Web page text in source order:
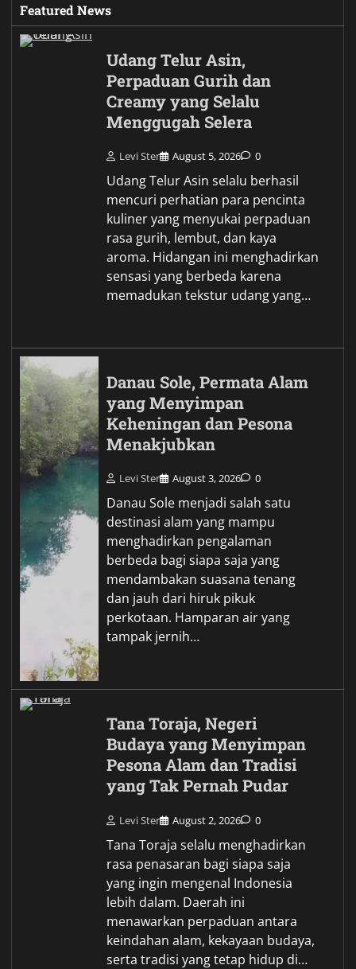
Featured News
Udang Telur Asin,
Perpaduan Gurih dan
Creamy yang Selalu
Menggugah Selera
Levi Ster August 5, 2026 0
Udang Telur Asin selalu berhasil
mencuri perhatian para pencinta
kuliner yang menyukai perpaduan
rasa gurih, lembut, dan kaya
aroma. Hidangan ini menghadirkan
sensasi yang berbeda karena
memadukan tekstur udang yang…
Danau Sole, Permata Alam
yang Menyimpan
Keheningan dan Pesona
Menakjubkan
Levi Ster August 3, 2026 0
Danau Sole menjadi salah satu
destinasi alam yang mampu
menghadirkan pengalaman
berbeda bagi siapa saja yang
mendambakan suasana tenang
dan jauh dari hiruk pikuk
perkotaan. Hamparan air yang
tampak jernih…
Tana Toraja, Negeri
Budaya yang Menyimpan
Pesona Alam dan Tradisi
yang Tak Pernah Pudar
Levi Ster August 2, 2026 0
Tana Toraja selalu menghadirkan
rasa penasaran bagi siapa saja
yang ingin mengenal Indonesia
lebih dalam. Daerah ini
menawarkan perpaduan antara
keindahan alam, kekayaan budaya,
serta tradisi yang tetap hidup di…